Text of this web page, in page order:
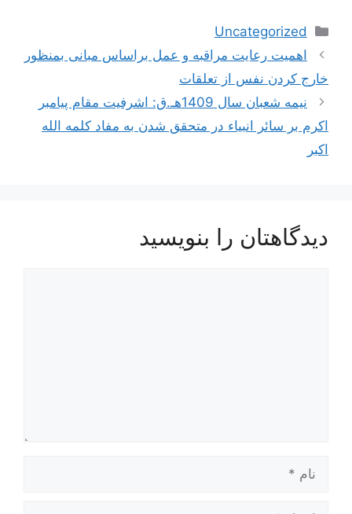
دسته‌ها
Uncategorized
ناوبری
نوشته‌ها
اهمیت رعایت مراقبه و عمل براساس مبانی بمنظور
خارج كردن نفس از تعلقات
نیمه شعبان سال 1409هـ.ق: اشرفیت مقام پیامبر
اكرم بر سائر انبیاء در متحقق شدن به مفاد كلمه الله
اكبر
دیدگاهتان را بنویسید